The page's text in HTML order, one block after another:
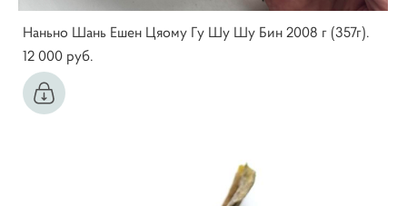
Наньно Шань Ешен Цяому Гу Шу Шу Бин 2008 г (357г).
12 000 pуб.